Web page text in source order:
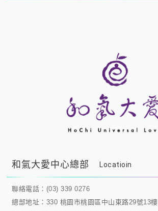
和氣大愛中心總部 Locatioin
聯絡電話：(03) 339 0276
總部地址：330 桃園市桃園區中山東路29號13樓